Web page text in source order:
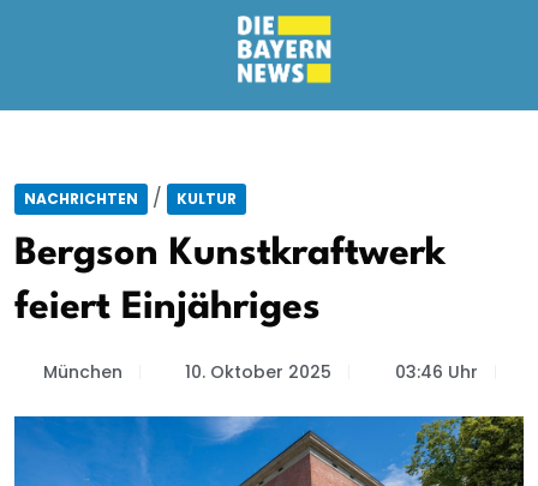
NACHRICHTEN / KULTUR
Bergson Kunstkraftwerk
feiert Einjähriges
München 10. Oktober 2025 03:46 Uhr